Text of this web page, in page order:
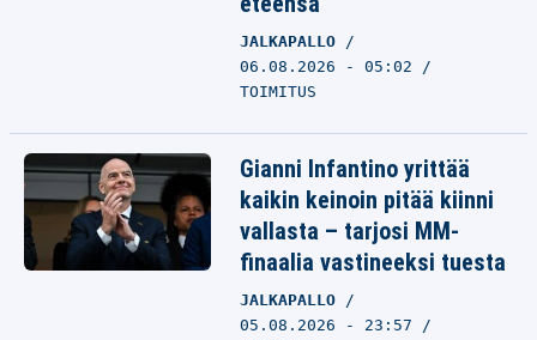
JALKAPALLO
06.08.2026 - 05:02
TOIMITUS
Gianni Infantino yrittää
kaikin keinoin pitää kiinni
vallasta – tarjosi MM-
finaalia vastineeksi tuesta
JALKAPALLO
05.08.2026 - 23:57